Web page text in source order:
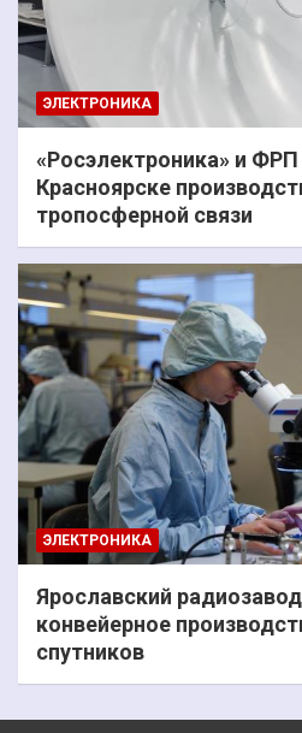
ЭЛЕКТРОНИКА
«Росэлектроника» и ФРП
Красноярске
тропосферной связи
ЭЛЕКТРОНИКА
Ярославский
конвейерное
спутников